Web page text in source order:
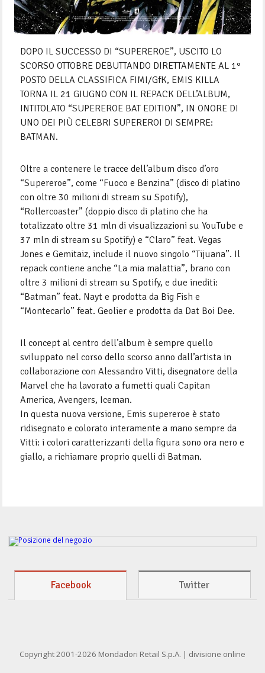
DOPO IL SUCCESSO DI “SUPEREROE”, USCITO LO
SCORSO OTTOBRE DEBUTTANDO DIRETTAMENTE AL 1°
POSTO DELLA CLASSIFICA FIMI/GfK, EMIS KILLA
TORNA IL 21 GIUGNO CON IL REPACK DELL’ALBUM,
INTITOLATO “SUPEREROE BAT EDITION”, IN ONORE DI
UNO DEI PIÙ CELEBRI SUPEREROI DI SEMPRE:
BATMAN.
Oltre a contenere le tracce dell’album disco d’oro
“Supereroe”, come “Fuoco e Benzina” (disco di platino
con oltre 30 milioni di stream su Spotify),
“Rollercoaster” (doppio disco di platino che ha
totalizzato oltre 31 mln di visualizzazioni su YouTube e
37 mln di stream su Spotify) e “Claro” feat. Vegas
Jones e Gemitaiz, include il nuovo singolo “Tijuana”. Il
repack contiene anche “La mia malattia”, brano con
oltre 3 milioni di stream su Spotify, e due inediti:
“Batman” feat. Nayt e prodotta da Big Fish e
“Montecarlo” feat. Geolier e prodotta da Dat Boi Dee.
Il concept al centro dell’album è sempre quello
sviluppato nel corso dello scorso anno dall’artista in
collaborazione con Alessandro Vitti, disegnatore della
Marvel che ha lavorato a fumetti quali Capitan
America, Avengers, Iceman.
In questa nuova versione, Emis supereroe è stato
ridisegnato e colorato interamente a mano sempre da
Vitti: i colori caratterizzanti della figura sono ora nero e
giallo, a richiamare proprio quelli di Batman.
Facebook Twitter
Copyright 2001-2026 Mondadori Retail S.p.A. | divisione online